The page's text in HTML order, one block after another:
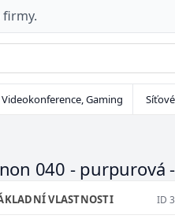
Videokonference, Gaming
040 - purpurová
VLASTNOSTI ID